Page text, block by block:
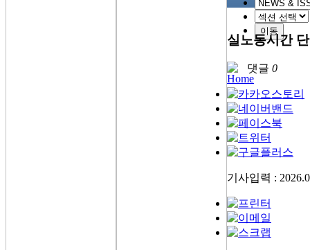
이동
실노동시간
댓글 0
기사입력 :